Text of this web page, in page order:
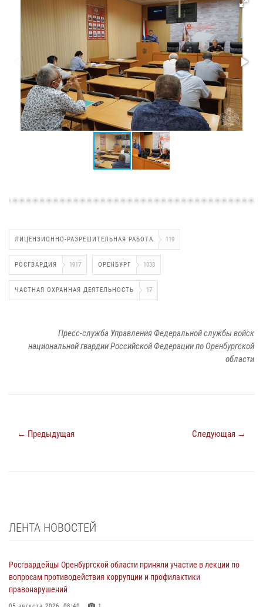
ЛИЦЕНЗИОННО-РАЗРЕШИТЕЛЬНАЯ РАБОТА 119
РОСГВАРДИЯ 1917 ОРЕНБУРГ 1038
ЧАСТНАЯ ОХРАННАЯ ДЕЯТЕЛЬНОСТЬ 17
Пресс-служба Управления Федеральной службы войск
национальной гвардии Российской Федерации по Оренбургской
области
← Предыдущая Следующая →
ЛЕНТА НОВОСТЕЙ
Росгвардейцы Оренбургской области приняли участие в лекции по
вопросам противодействия коррупции и профилактики
правонарушений